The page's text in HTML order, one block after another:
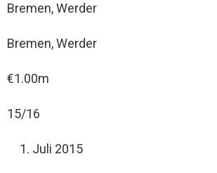
Bremen, Werder
Bremen, Werder
€1.00m
15/16
Juli 2015